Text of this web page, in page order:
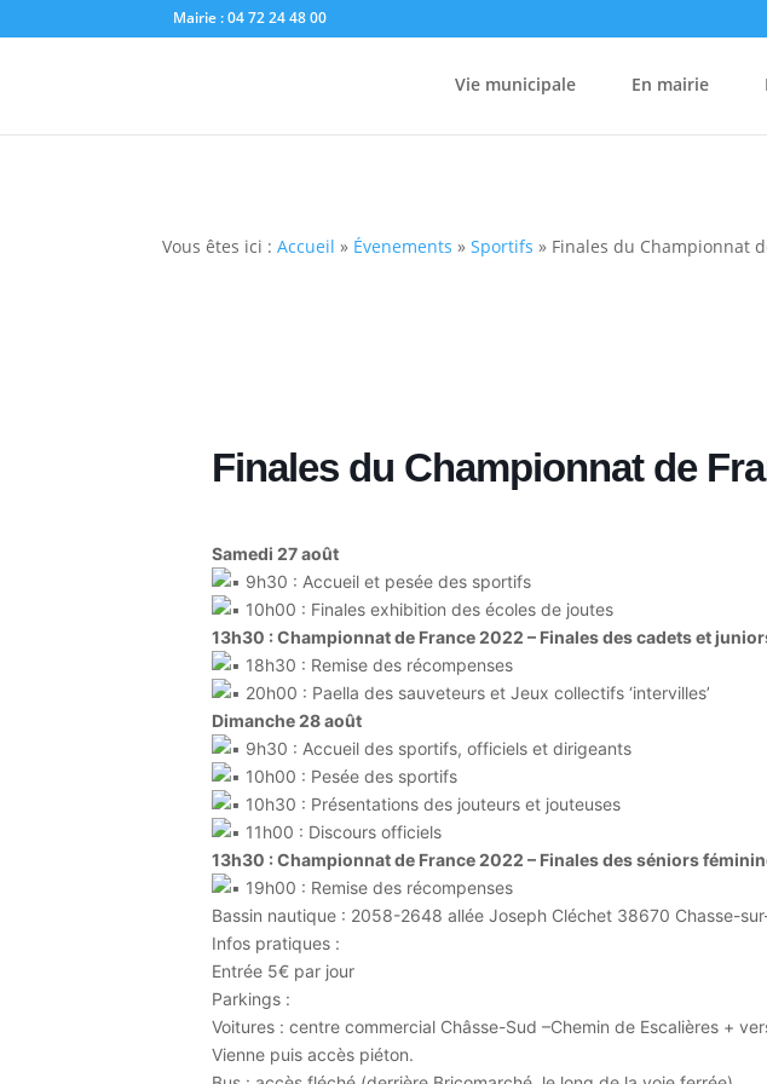
Mairie : 04 72 24 48 00
Vie municipale En mairie
Vous êtes ici :Accueil » Évenements »Sportifs » Finales du Championnat
Finales du Championnat de
Samedi 27 août
9h30 : Accueil et pesée des sportifs
10h00 : Finales exhibition des écoles de joutes
13h30 : Championnat de France 2022 – Finales des cadets et
18h30 : Remise des récompenses
20h00 : Paella des sauveteurs et Jeux collectifs ‘intervilles’
Dimanche 28 août
9h30 : Accueil des sportifs, officiels et dirigeants
10h00 : Pesée des sportifs
10h30 : Présentations des jouteurs et jouteuses
11h00 : Discours officiels
13h30 : Championnat de France 2022 – Finales des séniors
19h00 : Remise des récompenses
Bassin nautique : 2058-2648 allée Joseph Cléchet 38670 Chasse-
Infos pratiques :
Entrée 5€ par jour
Parkings :
Voitures : centre commercial Châsse-Sud –Chemin de Escalières +
Vienne puis accès piéton.